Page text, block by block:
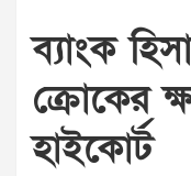
ব্যাংক
ক্রোকের
হাইকোর্ট